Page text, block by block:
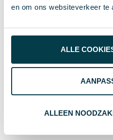
en om ons websiteverkeer te
ALLE
ALLEEN
Gewicht
Artikelnummer
Wat